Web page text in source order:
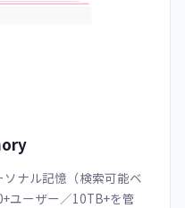
ナル記憶（検索可能ベ
ユーザー／10TB+を管